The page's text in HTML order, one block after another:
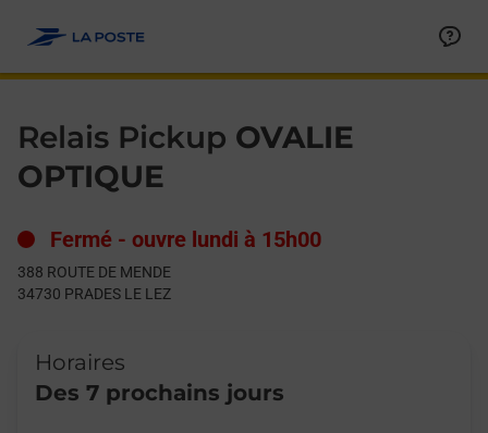
Relais Pickup OVALIE
OPTIQUE
Fermé - ouvre lundi à 15h00
388 ROUTE DE MENDE
34730 PRADES LE LEZ
Horaires
Des 7 prochains jours